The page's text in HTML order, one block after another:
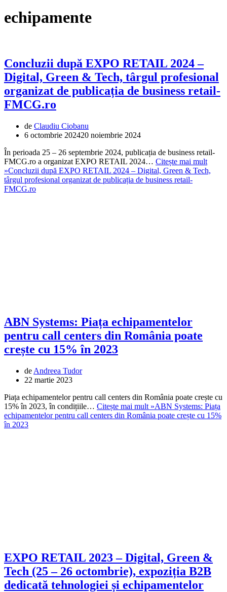
echipamente
Concluzii după EXPO RETAIL 2024 –
Digital, Green & Tech, târgul profesional
organizat de publicația de business retail-
FMCG.ro
de Claudiu Ciobanu
6 octombrie 202420 noiembrie 2024
În perioada 25 – 26 septembrie 2024, publicația de business retail-
FMCG.ro a organizat EXPO RETAIL 2024… Citește mai mult
»Concluzii după EXPO RETAIL 2024 – Digital, Green & Tech,
târgul profesional organizat de publicația de business retail-
FMCG.ro
ABN Systems: Piața echipamentelor
pentru call centers din România poate
crește cu 15% în 2023
de Andreea Tudor
22 martie 2023
Piața echipamentelor pentru call centers din România poate crește cu
15% în 2023, în condițiile… Citește mai mult »ABN Systems: Piața
echipamentelor pentru call centers din România poate crește cu 15%
în 2023
EXPO RETAIL 2023 – Digital, Green &
Tech (25 – 26 octombrie), expoziția B2B
dedicată tehnologiei și echipamentelor